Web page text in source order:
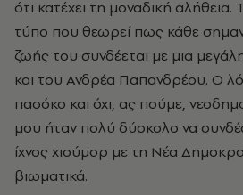
ότι κατέχει τη μοναδική
τύπο που θεωρεί πως κάθε
ζωής του συνδέεται με μια
και του Ανδρέα Παπανδρέου. Ο
πασόκο και όχι, ας πούμε,
μου ήταν πολύ δύσκολο να
ίχνος χιούμορ με τη Νέα
βιωματικά.